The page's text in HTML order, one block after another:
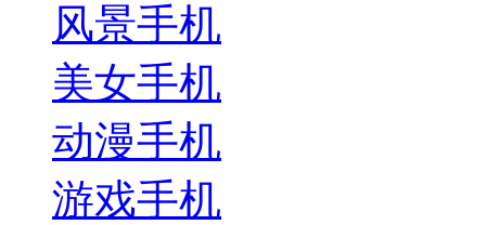
风景手机
美女手机
动漫手机
游戏手机